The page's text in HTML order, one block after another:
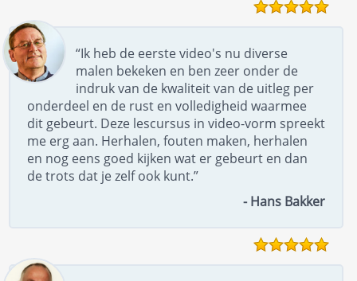
“Ik heb de eerste video's nu diverse
malen bekeken en ben zeer onder de
indruk van de kwaliteit van de uitleg per
onderdeel en de rust en volledigheid waarmee
dit gebeurt. Deze lescursus in video-vorm spreekt
me erg aan. Herhalen, fouten maken, herhalen
en nog eens goed kijken wat er gebeurt en dan
de trots dat je zelf ook kunt.”
- Hans Bakker